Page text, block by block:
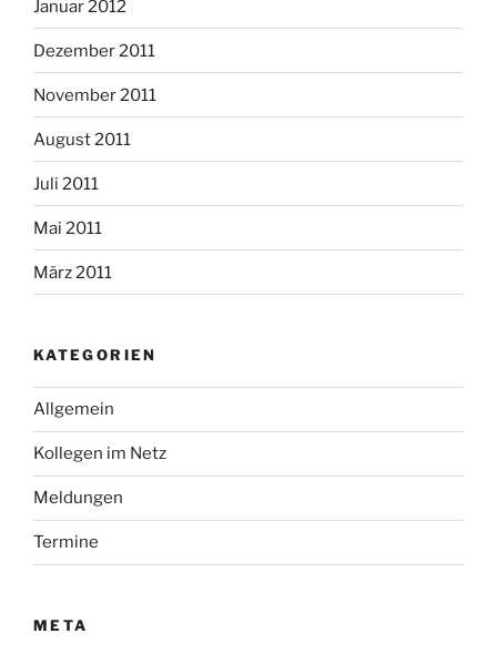
Januar 2012
Dezember 2011
November 2011
August 2011
Juli 2011
Mai 2011
März 2011
KATEGORIEN
Allgemein
Kollegen im Netz
Meldungen
Termine
META